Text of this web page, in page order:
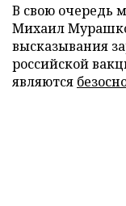
В свою очередь
Михаил
высказывания
российской
являются